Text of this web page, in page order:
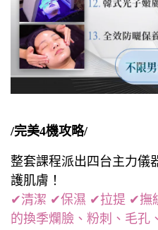
/完美4機攻略/
整套課程派出四台主力儀
護肌膚！
✔清潔 ✔保濕 ✔拉提 ✔撫
的換季爛臉、粉刺、毛孔